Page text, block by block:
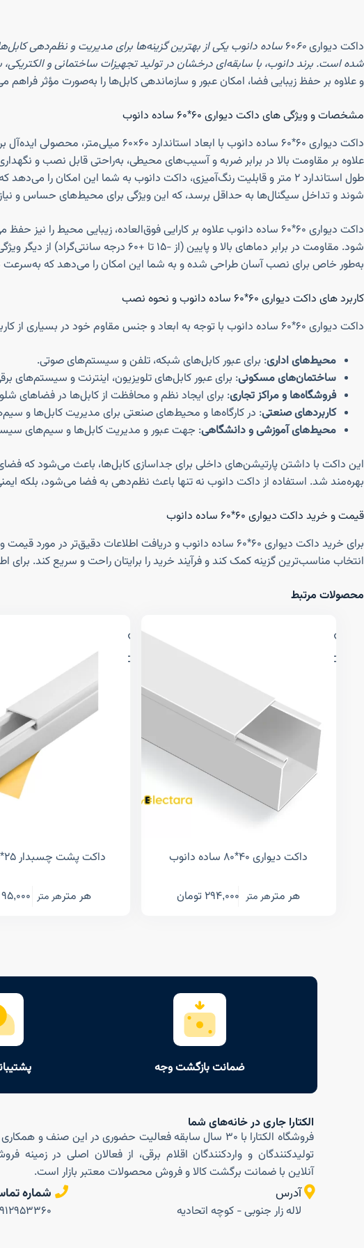
داکت دیواری ۶۰
۶۰ ساده دانوب یکی از بهترین گزینه‌ها برای مدیریت و نظم‌دهی
شده است. برند دانوب، با سابقه‌ای درخشان در تولید تجهیزات ساختمانی و
و علاوه بر حفظ زیبایی فضا، امکان عبور و سازماندهی کابل‌ها را به‌صورت مؤثر فراهم
مشخصات و ویژگی های داکت دیواری ۶۰*۶۰ ساده دانوب
علاوه بر مقاومت بالا در برابر ضربه و آسیب‌های محیطی، به‌راحتی قابل نصب و
طول استاندارد ۲ متر و قابلیت رنگ‌آمیزی، داکت دانوب به شما این
شوند و تداخل سیگنال‌ها به حداقل برسد، که این ویژگی برای محیط‌های حساس و
داکت دیواری ۶۰*۶۰ ساده دانوب علاوه بر کارایی فوق‌العاده، زیبایی
شود. مقاومت در برابر دماهای بالا و
به‌طور خاص برای نصب آسان طراحی شده و به شما این امکان را می‌دهد که به‌سرعت
کاربرد های داکت دیواری ۶۰*۶۰ ساده دانوب و نحوه نصب
داکت دیواری ۶۰*۶۰ ساده دانوب با توجه به ابعاد و جنس مقاوم خود در بسیاری از کاربردها قابل استفاده است. در این بخش، برخی از کاربردهای خاص این محصول را بررسی خواهیم کرد:
محیط‌های اداری: برای عبور کابل‌های شبکه، تلفن و سیستم‌های صوتی.
ساختمان‌های مسکونی: برای عبور کابل‌های تلویزیون، اینترنت و سیستم‌های
فروشگاه‌ها و مراکز تجاری: برای ایجاد نظم و محافظت از کابل‌ها در فضاهای
کاربردهای صنعتی: در کارگاه‌ها و محیط‌های صنعتی برای مدیریت کابل‌ها و
محیط‌های آموزشی و دانشگاهی: جهت عبور و مدیریت کابل‌ها و سیم‌های
این داکت با داشتن پارتیشن‌های داخلی برای جداسازی کابل‌ها، باعث می‌شود که
بهره‌مند شد. استفاده از داکت دانوب نه تنها باعث نظم‌دهی به فضا می‌شود، بلکه
قیمت و خرید داکت دیواری ۶۰*۶۰ ساده دانوب
برای خرید داکت دیواری ۶۰*۶۰ ساده دانوب و دریافت اطلاعات
انتخاب مناسب‌ترین گزینه کمک کند و فرآیند خرید را برایتان راحت و سریع کند.
محصولات مرتبط
داکت دیواری ۴۰*۸۰ ساده دانوب
هر مترهر متر 294,000 تومان
داکت پشت چسبدار ۲۵*۲۵ دانوب
هر مترهر متر 95,000
ضمانت بازگشت وجه
الکتارا جاری در خانه‌های شما
فروشگاه الکتارا با ۳۰ سال سابقه فعالیت حضوری در این صنف و
تولیدکنندگان و واردکنندگان اقلام برقی، از فعالان اصلی در زمینه
آنلاین با ضمانت برگشت کالا و فروش محصولات معتبر بازار است.
آدرس
لاله زار جنوبی - کوچه اتحادیه
شماره